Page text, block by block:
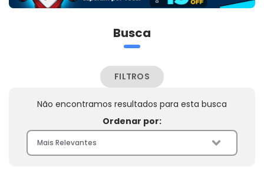
Busca
FILTROS
Não encontramos resultados para esta busca
Ordenar por: